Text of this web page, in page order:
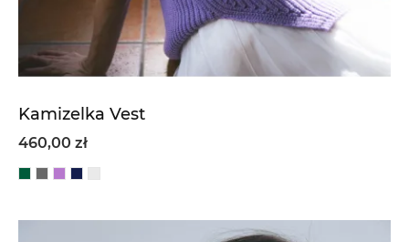
Kamizelka Vest
460,00 zł